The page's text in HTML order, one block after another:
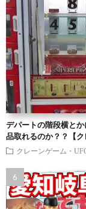
デパートの階段横と
品取れるのか？？【ク
クレーンゲーム・